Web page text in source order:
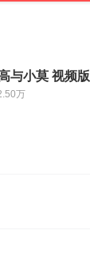
与小莫 视频版
万